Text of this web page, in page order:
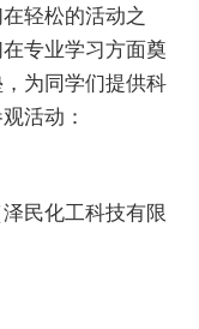
轻松的活动之
专业学习方面奠
为同学们提供科
活动：
民化工科技有限